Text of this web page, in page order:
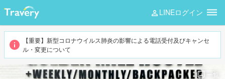
LINEログイン
【重要】新型コロナウイルス肺炎の影響による電話受付及びキャンセ
ル・変更について
一覧